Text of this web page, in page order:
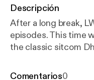
Descripción
After a long break,
episodes. This time
the classic sitcom
Comentarios0